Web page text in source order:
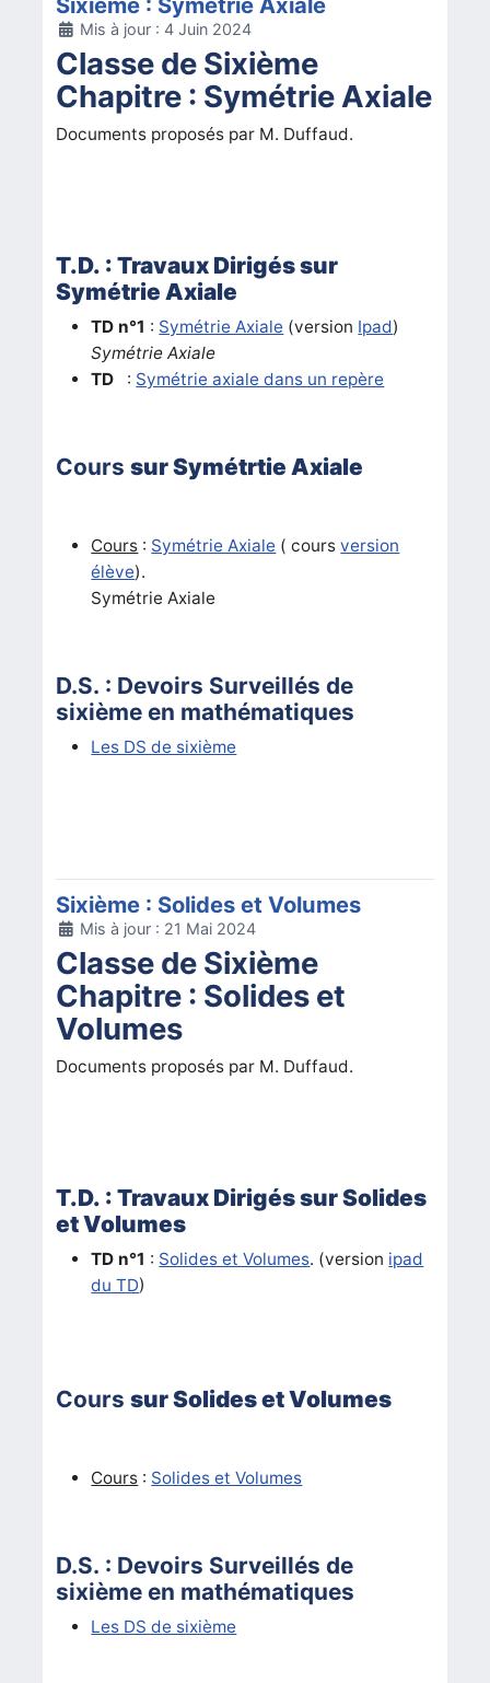
DétailsMis à jour : 4 Juin 2024
Classe de Sixième
Chapitre : Symétrie Axiale
Documents proposés par M. Duffaud.
T.D. : Travaux Dirigés sur
Symétrie Axiale
TD n°1 : Symétrie Axiale (version Ipad)
Symétrie Axiale
TD
: Symétrie axiale dans un repère
Courssur Symétrtie Axiale
Cours : Symétrie Axiale ( coursversion
élève).
Symétrie Axiale
D.S. : Devoirs Surveillés de
sixième en mathématiques
Les DS de sixième
Sixième : Solides et Volumes
DétailsMis à jour : 21 Mai 2024
Classe de Sixième
Chapitre : Solides et
Volumes
Documents proposés par M. Duffaud.
T.D. : Travaux Dirigés sur Solides
et Volumes
TD n°1 : Solides et Volumes. (version ipad
du TD)
Courssur Solides et Volumes
Cours : Solides et Volumes
D.S. : Devoirs Surveillés de
sixième en mathématiques
Les DS de sixième